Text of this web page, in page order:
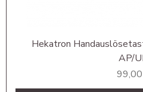
Hekatron
AP/
Preis